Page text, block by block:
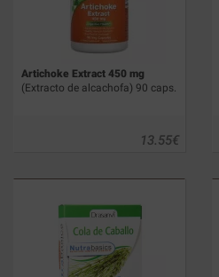
Artichoke Extract 450 mg
(Extracto de alcachofa) 90 caps.
€
13.55